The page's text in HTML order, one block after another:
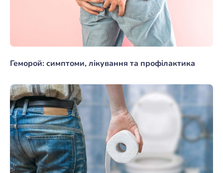
Геморой: симптоми, лікування та профілактика